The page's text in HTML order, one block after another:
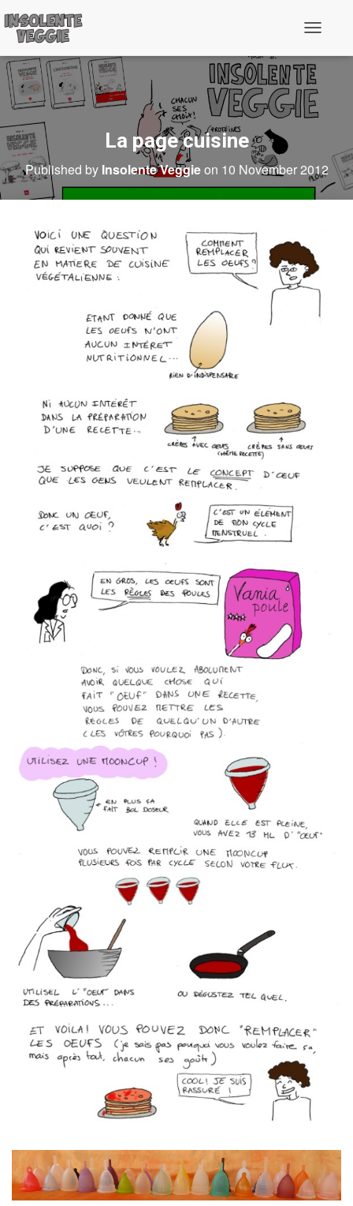
g
g
l
e
N
g
a
t
La page cuisine
Published by Insolente Veggieon 10 November 2012